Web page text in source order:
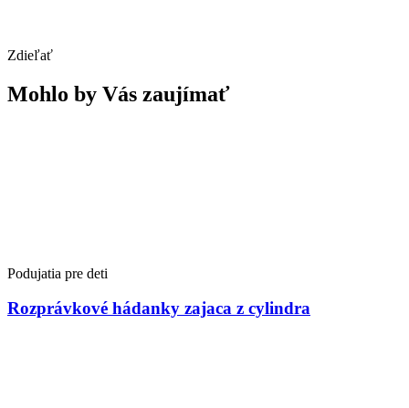
Zdieľať
Mohlo by Vás zaujímať
Podujatia pre deti
Rozprávkové hádanky zajaca z cylindra